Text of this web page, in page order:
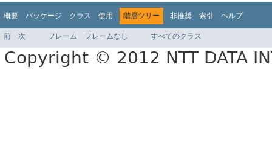
概要 パッケージ クラス 使用 階層ツリー 非推奨 索引 ヘルプ
前 次 フレーム フレームなし すべてのクラス
Copyright © 2012 NTT DATA